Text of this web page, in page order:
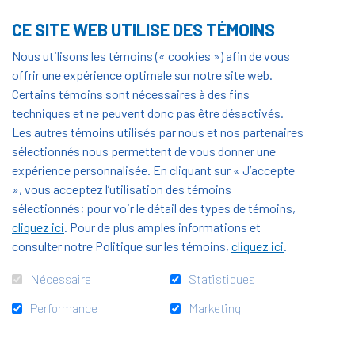
Aucun produit trouvé
Accueil Actualités Infos pratiques
CE SITE WEB UTILISE DES TÉMOINS
Nous utilisons les témoins (« cookies ») afin de vous
offrir une expérience optimale sur notre site web.
Certains témoins sont nécessaires à des fins
techniques et ne peuvent donc pas être désactivés.
Les autres témoins utilisés par nous et nos partenaires
sélectionnés nous permettent de vous donner une
expérience personnalisée. En cliquant sur « J’accepte
», vous acceptez l’utilisation des témoins
sélectionnés; pour voir le détail des types de témoins,
cliquez ici . Pour de plus amples informations et
consulter notre Politique sur les témoins, cliquez ici
Nécessaire
Statistiques
Performance
Marketing